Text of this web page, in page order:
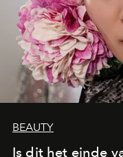
BEAUTY
Is dit het einde